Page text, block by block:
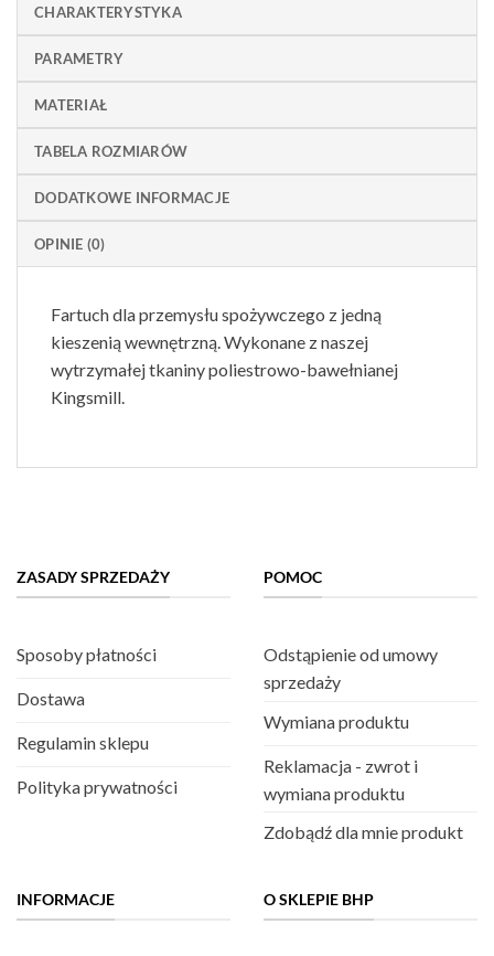
CHARAKTERYSTYKA
PARAMETRY
MATERIAŁ
TABELA ROZMIARÓW
DODATKOWE INFORMACJE
OPINIE (0)
Fartuch dla przemysłu spożywczego z jedną
kieszenią wewnętrzną. Wykonane z naszej
wytrzymałej tkaniny poliestrowo-bawełnianej
Kingsmill.
ZASADY SPRZEDAŻY
Sposoby płatności
Dostawa
Regulamin sklepu
Polityka prywatności
POMOC
Odstąpienie od umowy
sprzedaży
Wymiana produktu
Reklamacja - zwrot i
wymiana produktu
Zdobądź dla mnie produkt
INFORMACJE O SKLEPIE BHP